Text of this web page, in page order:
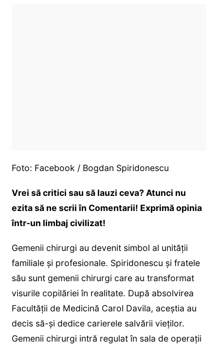
Foto: Facebook / Bogdan Spiridonescu
Vrei să critici sau să lauzi ceva? Atunci nu
ezita să ne scrii în Comentarii! Exprimă opinia
într-un limbaj civilizat!
Gemenii chirurgi au devenit simbol al unității
familiale și profesionale. Spiridonescu și fratele
său sunt gemenii chirurgi care au transformat
visurile copilăriei în realitate. După absolvirea
Facultății de Medicină Carol Davila, aceștia au
decis să-și dedice carierele salvării vieților.
Gemenii chirurgi intră regulat în sala de operații